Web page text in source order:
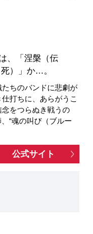
、「涅槃（伝
）」か…。
ちのバンドに悲劇が
打ちに、あらがうこ
をつらぬき戦うの
“魂の叫び（ブルー
公式サイト